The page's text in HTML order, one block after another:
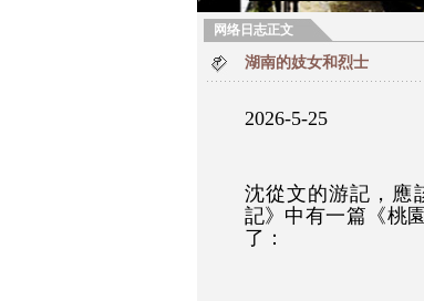
网络日志正文
湖南的妓女和烈士
2026-5-25
沈從文的游記，應
記》中有一篇《桃
了：